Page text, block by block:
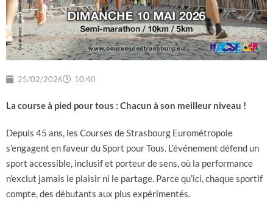
25/02/2026 10:40
La course à pied pour tous : Chacun à son meilleur niveau !
Depuis 45 ans, les Courses de Strasbourg Eurométropole
s’engagent en faveur du Sport pour Tous. L’événement défend un
sport accessible, inclusif et porteur de sens, où la performance
n’exclut jamais le plaisir ni le partage. Parce qu’ici, chaque sportif
compte, des débutants aux plus expérimentés.